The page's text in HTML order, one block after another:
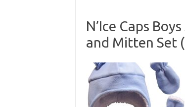
N’Ice Caps
and Mitten Set